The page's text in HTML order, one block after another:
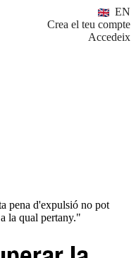
EN
Crea el teu compte
Accedeix
pena d'expulsió no pot
la qual pertany."